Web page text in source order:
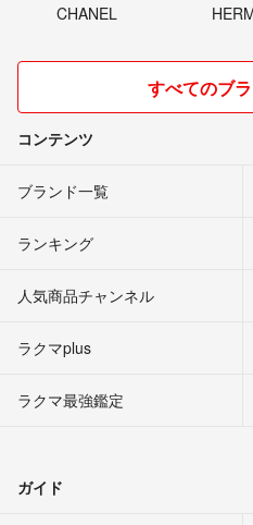
CHANEL
すべてのブ
コンテンツ
ブランド一覧
ランキング
人気商品チャンネル
ラクマplus
ラクマ最強鑑定
ガイド